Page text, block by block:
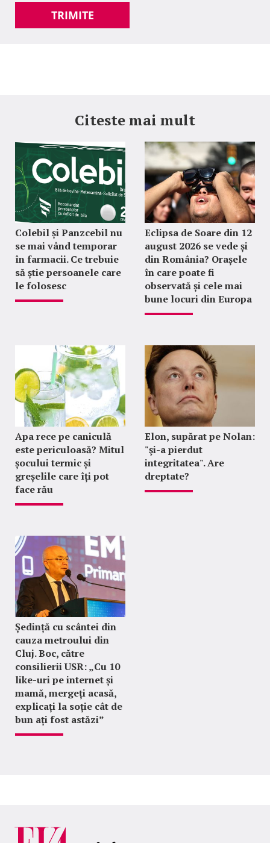
TRIMITE
Citeste mai mult
Colebil și Panzcebil nu
se mai vând temporar
în farmacii. Ce trebuie
să știe persoanele care
le folosesc
Eclipsa de Soare din 12
august 2026 se vede și
din România? Orașele
în care poate fi
observată și cele mai
bune locuri din Europa
Apa rece pe caniculă
este periculoasă? Mitul
șocului termic și
greșelile care îți pot
face rău
Elon, supărat pe Nolan:
"şi-a pierdut
integritatea". Are
dreptate?
Ședință cu scântei din
cauza metroului din
Cluj. Boc, către
consilierii USR: „Cu 10
like-uri pe internet și
mamă, mergeți acasă,
explicați la soție cât de
bun ați fost astăzi”